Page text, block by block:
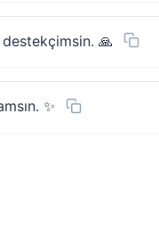
🙏
✨